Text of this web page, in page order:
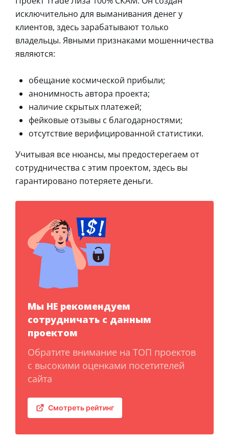
исключительно для выманивания денег у
клиентов, здесь зарабатывают только
владельцы. Явными признаками мошенничества
являются:
обещание космической прибыли;
анонимность автора проекта;
наличие скрытых платежей;
фейковые отзывы с благодарностями;
отсутствие верифицированной статистики.
Учитывая все нюансы, мы предостерегаем от
сотрудничества с этим проектом, здесь вы
гарантировано потеряете деньги.
Мы НЕ рекомендуем
сотрудничать с данным
проектом
Обратите внимание на ТОП проектов
с высокими оценками посетителей
сайта
Смотреть рейтинг